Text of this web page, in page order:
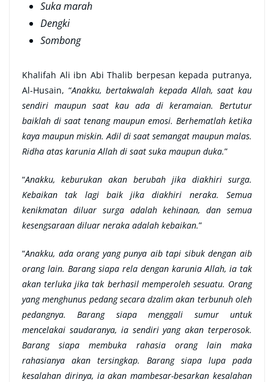
Suka marah
Dengki
Sombong
Khalifah Ali ibn Abi Thalib berpesan kepada putranya,
Al-Husain, “Anakku, bertakwalah kepada Allah, saat kau
sendiri maupun saat kau ada di keramaian. Bertutur
baiklah di saat tenang maupun emosi. Berhematlah ketika
kaya maupun miskin. Adil di saat semangat maupun malas.
Ridha atas karunia Allah di saat suka maupun duka.”
“Anakku, keburukan akan berubah jika diakhiri surga.
Kebaikan tak lagi baik jika diakhiri neraka. Semua
kenikmatan diluar surga adalah kehinaan, dan semua
kesengsaraan diluar neraka adalah kebaikan.”
“Anakku, ada orang yang punya aib tapi sibuk dengan aib
orang lain. Barang siapa rela dengan karunia Allah, ia tak
akan terluka jika tak berhasil memperoleh sesuatu. Orang
yang menghunus pedang secara dzalim akan terbunuh oleh
pedangnya. Barang siapa menggali sumur untuk
mencelakai saudaranya, ia sendiri yang akan terperosok.
Barang siapa membuka rahasia orang lain maka
rahasianya akan tersingkap. Barang siapa lupa pada
kesalahan dirinya, ia akan mambesar-besarkan kesalahan